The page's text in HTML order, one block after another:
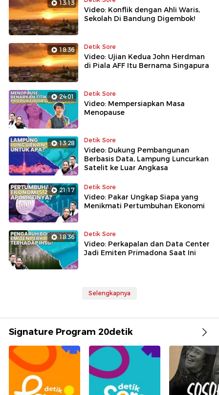
13:13
Video: Konflik dengan Ahli Waris,
Sekolah Di Bandung Digembok!
18:36 Detik Sore
Video: Ujian Kedua John Herdman
di Piala AFF Itu Bernama Singapura
24:01 Detik Sore
Video: Mempersiapkan Masa
Menopause
13:28 Detik Sore
Video: Dukung Pembangunan
Berbasis Data, Lampung Luncurkan
Satelit ke Luar Angkasa
21:17 Detik Sore
Video: Pakar Ungkap Siapa yang
Menikmati Pertumbuhan Ekonomi
18:36 Detik Sore
Video: Perkapalan dan Data Center
Jadi Emiten Primadona Saat Ini
Selengkapnya
Signature Program 20detik